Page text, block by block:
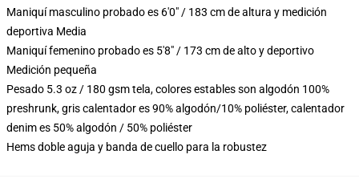
Maniquí masculino probado es 6'0" / 183 cm de altura y medición
deportiva Media
Maniquí femenino probado es 5'8" / 173 cm de alto y deportivo
Medición pequeña
Pesado 5.3 oz / 180 gsm tela, colores estables son algodón 100%
preshrunk, gris calentador es 90% algodón/10% poliéster, calentador
denim es 50% algodón / 50% poliéster
Hems doble aguja y banda de cuello para la robustez